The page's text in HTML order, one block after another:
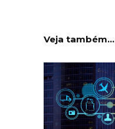
Veja também...